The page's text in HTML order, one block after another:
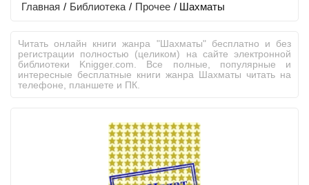
Главная / Библиотека / Прочее / Шахматы
Читать онлайн книги жанра "Шахматы" бесплатно и без
регистрации полностью (целиком) на сайте электронной
библиотеки Knigger.com. Все полные, популярные и
интересные бесплатные книги жанра Шахматы читать на
телефоне, планшете и ПК.